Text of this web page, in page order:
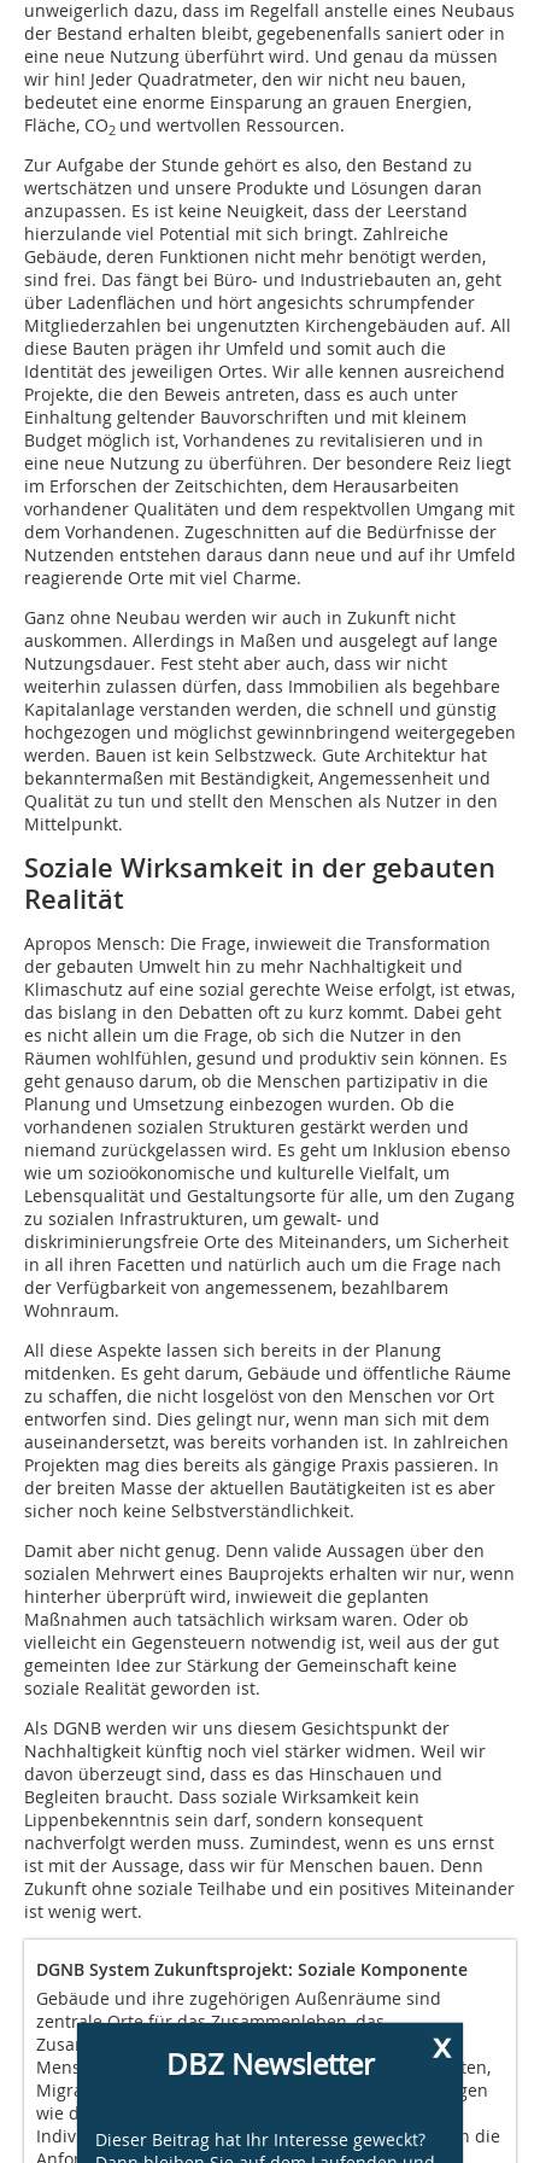
unweigerlich dazu, dass im Regelfall anstelle eines Neubaus
der Bestand erhalten bleibt, gegebenenfalls saniert oder in
eine neue Nutzung überführt wird. Und genau da müssen
wir hin! Jeder Quadratmeter, den wir nicht neu bauen,
bedeutet eine enorme Einsparung an grauen ­Energien,
Fläche, CO2 und wertvollen Ressourcen.
Zur Aufgabe der Stunde gehört es also, den Bestand zu
wertschätzen und unsere Produkte und Lösungen daran
anzupassen. Es ist keine Neuigkeit, dass der Leerstand
hierzulande viel Potential mit sich bringt. Zahlreiche
Gebäude, deren Funktionen nicht mehr benötigt werden,
sind frei. Das fängt bei Büro- und Industriebauten an, geht
über Ladenflächen und hört angesichts schrumpfender
Mitgliederzahlen bei ungenutzten Kirchengebäuden auf. All
diese Bauten prägen ihr Umfeld und somit auch die
Identität des jeweiligen Ortes. Wir alle kennen ausreichend
Projekte, die den Beweis antreten, dass es auch unter
Einhaltung geltender Bauvorschriften und mit kleinem
Budget möglich ist, Vorhandenes zu revitalisieren und in
eine neue Nutzung zu überführen. Der besondere Reiz liegt
im Erforschen der Zeitschichten, dem Herausarbeiten
vorhandener Qualitäten und dem respektvollen Umgang mit
dem Vorhandenen. Zugeschnitten auf die Bedürfnisse der
Nutzenden entstehen daraus dann neue und auf ihr Umfeld
reagierende Orte mit viel Charme.
Ganz ohne Neubau werden wir auch in Zukunft nicht
auskommen. Allerdings in Maßen und ausgelegt auf lange
Nutzungsdauer. Fest steht aber auch, dass wir nicht
weiterhin zulassen dürfen, dass Immobilien als begehbare
Kapitalanlage verstanden werden, die schnell und günstig
hochgezogen und möglichst gewinnbringend weitergegeben
werden. Bauen ist kein Selbstzweck. Gute Architektur hat
bekanntermaßen mit Beständigkeit, Angemessenheit und
Qualität zu tun und stellt den Menschen als Nutzer in den
Mittelpunkt.
Soziale Wirksamkeit in der gebauten
Realität
Apropos Mensch: Die Frage, inwieweit die Transformation
der gebauten Umwelt hin zu mehr Nachhaltigkeit und
Klimaschutz auf eine sozial gerechte Weise erfolgt, ist etwas,
das bislang in den Debatten oft zu kurz kommt. Dabei geht
es nicht allein um die Frage, ob sich die Nutzer in den
Räumen wohlfühlen, gesund und produktiv sein können. Es
geht genauso darum, ob die Menschen partizipativ in die
Planung und Umsetzung einbezogen wurden. Ob die
vorhandenen sozialen Strukturen gestärkt werden und
niemand zurückgelassen wird. Es geht um Inklusion ebenso
wie um sozioökonomische und kulturelle Vielfalt, um
Lebensqualität und Gestaltungsorte für alle, um den Zugang
zu sozialen Infrastrukturen, um gewalt- und
diskriminierungsfreie Orte des Miteinanders, um Sicherheit
in all ihren Facetten und natürlich auch um die Frage nach
der Verfügbarkeit von angemessenem, bezahlbarem
Wohnraum.
All diese Aspekte lassen sich bereits in der Planung
mitdenken. Es geht darum, Gebäude und öffentliche Räume
zu schaffen, die nicht losgelöst von den Menschen vor Ort
entworfen sind. Dies gelingt nur, wenn man sich mit dem
auseinandersetzt, was bereits vorhanden ist. In zahlreichen
Projekten mag dies bereits als gängige Praxis passieren. In
der breiten Masse der aktuellen Bau­tätigkeiten ist es aber
sicher noch keine Selbstverständlichkeit.
Damit aber nicht genug. Denn valide Aussagen über den
sozialen Mehrwert eines Bauprojekts erhalten wir nur, wenn
hinterher überprüft wird, inwieweit die geplanten
Maßnahmen auch tatsächlich wirksam waren. Oder ob
vielleicht ein Gegensteuern notwendig ist, weil aus der gut
gemeinten Idee zur Stärkung der Gemeinschaft keine
soziale Realität geworden ist.
Als DGNB werden wir uns diesem Gesichtspunkt der
Nachhaltigkeit künftig noch viel stärker widmen. Weil wir
davon überzeugt sind, dass es das Hinschauen und
Begleiten braucht. Dass soziale Wirksamkeit kein
Lippenbekenntnis sein darf, sondern konsequent
nachverfolgt werden muss. Zumindest, wenn es uns ernst
ist mit der Aussage, dass wir für Menschen bauen. Denn
Zukunft ohne soziale Teilhabe und ein positives Miteinander
ist wenig wert.
DGNB System Zukunftsprojekt: Soziale Komponente
Gebäude und ihre zugehörigen Außenräume sind
zentrale Orte für das Zusammenleben, das
Zusammenkommen und das Zusammenwirken von
Menschen. Durch die Zunahme sozialer Ungleichheiten,
Migration sowie große gesellschaftliche Veränderungen
wie demografischer Wandel, Reurbanisierung,
Individualisierung und Digitalisierung verändern sich die
x
DBZ Newsletter
Dieser Beitrag hat Ihr Interesse geweckt?